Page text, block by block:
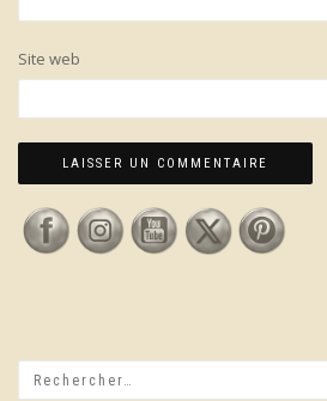
Site web